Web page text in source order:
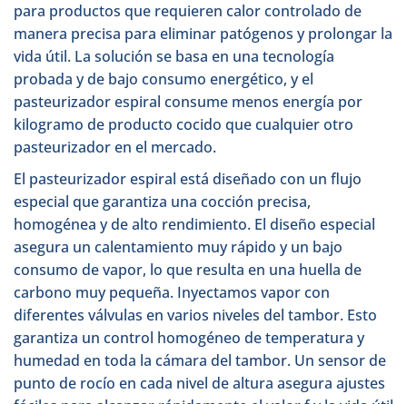
para productos que requieren calor controlado de
manera precisa para eliminar patógenos y prolongar la
vida útil. La solución se basa en una tecnología
probada y de bajo consumo energético, y el
pasteurizador espiral consume menos energía por
kilogramo de producto cocido que cualquier otro
pasteurizador en el mercado.
El pasteurizador espiral está diseñado con un flujo
especial que garantiza una cocción precisa,
homogénea y de alto rendimiento. El diseño especial
asegura un calentamiento muy rápido y un bajo
consumo de vapor, lo que resulta en una huella de
carbono muy pequeña. Inyectamos vapor con
diferentes válvulas en varios niveles del tambor. Esto
garantiza un control homogéneo de temperatura y
humedad en toda la cámara del tambor. Un sensor de
punto de rocío en cada nivel de altura asegura ajustes